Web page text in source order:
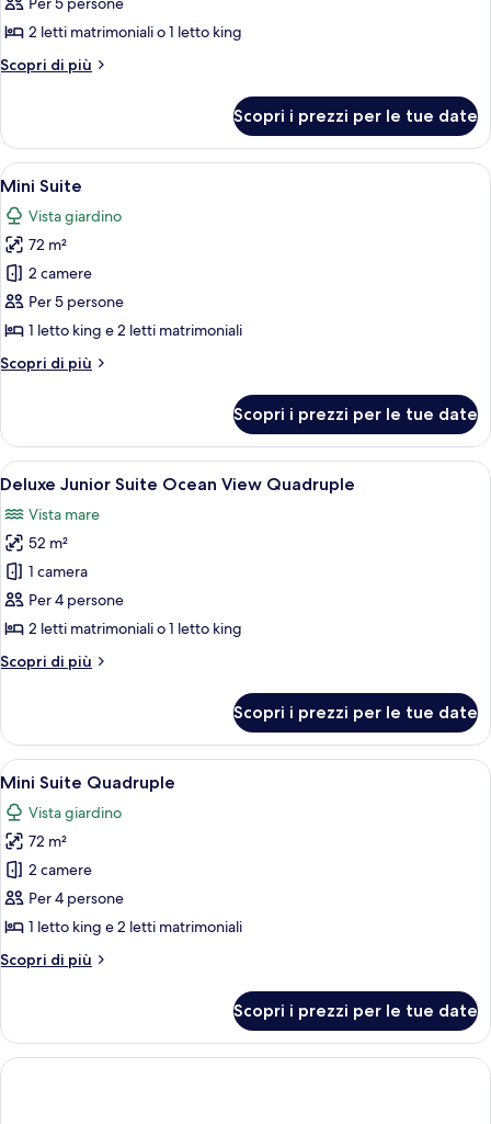
Junior
Ocean
2 letti matrimoniali o 1 letto king
Scopri di più
Altri
Junior
Suite
Ocean
Scopri i prezzi per le tue date
Apri
tutte
le
foto
per
Mini
Suite
Una camera d'albergo moderna con
8
Mini Suite
Vista giardino
72 m²
2 camere
Per 5 persone
1 letto king e 2 letti matrimoniali
Scopri di più
Altri
Suite
Scopri i prezzi per le tue date
Apri
tutte
le
foto
per
Deluxe
Junior
Ocean
Una camera d'albergo moderna con
7
Deluxe Junior Suite Ocean View Quadruple
Vista mare
52 m²
1 camera
Per 4 persone
2 letti matrimoniali o 1 letto king
Scopri di più
Altri
Junior
Suite
Ocean
Quadruple
Scopri i prezzi per le tue date
Apri
tutte
le
foto
per
Mini
Suite
Una camera d'albergo moderna con
8
Mini Suite Quadruple
Vista giardino
72 m²
2 camere
Per 4 persone
1 letto king e 2 letti matrimoniali
Scopri di più
Altri
Suite
Quadruple
Scopri i prezzi per le tue date